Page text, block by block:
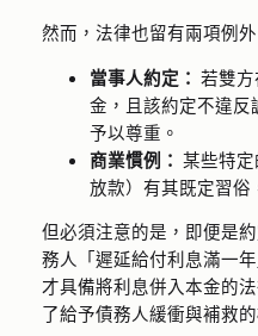
然而，法律也留有兩項例外
當事人約定： 若雙
金，且該約定不違反
予以尊重。
商業慣例： 某些特
放款）有其既定習俗
但必須注意的是，即便是
務人「遲延給付利息滿一
才具備將利息併入本金的
了給予債務人緩衝與補救的